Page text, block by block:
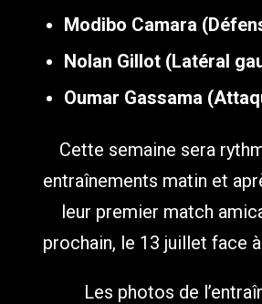
Modibo Camara
Nolan Gillot (Latéral
Oumar Gassama
Cette semaine sera
entraînements matin et
leur premier match
prochain, le 13 juillet face
Les photos de